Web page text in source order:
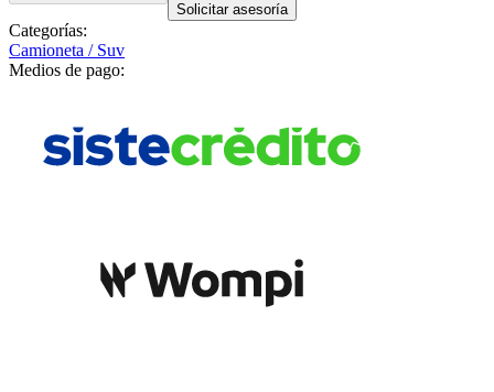
Solicitar asesoría
Categorías:
Camioneta / Suv
Medios de pago: